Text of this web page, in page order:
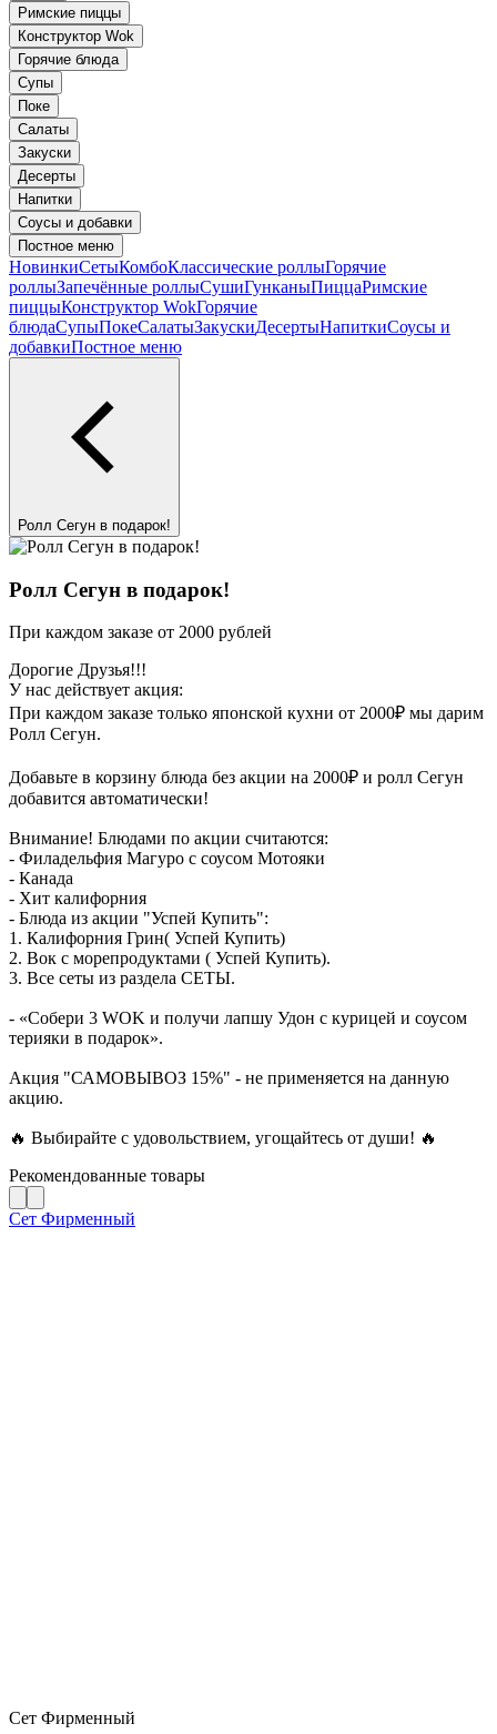
Римские пиццы
Конструктор Wok
Горячие блюда
Супы
Поке
Салаты
Закуски
Десерты
Напитки
Соусы и добавки
Постное меню
НовинкиСетыКомбоКлассические роллыГорячие
роллыЗапечённые роллыСушиГунканыПиццаРимские
пиццыКонструктор WokГорячие
блюдаСупыПокеСалатыЗакускиДесертыНапиткиСоусы и
добавкиПостное меню
Ролл Сегун в подарок!
Ролл Сегун в подарок!
При каждом заказе от 2000 рублей
Дорогие Друзья!!!
У нас действует акция:
При каждом заказе только японской кухни от 2000₽ мы дарим
Ролл Сегун.
Добавьте в корзину блюда без акции на 2000₽ и ролл Сегун
добавится автоматически!
Внимание! Блюдами по акции считаются:
- Филадельфия Магуро с соусом Мотояки
- Канада
- Хит калифорния
- Блюда из акции "Успей Купить":
1. Калифорния Грин( Успей Купить)
2. Вок с морепродуктами ( Успей Купить).
3. Все сеты из раздела СЕТЫ.
- «Собери 3 WOK и получи лапшу Удон с курицей и соусом
терияки в подарок».
Акция "САМОВЫВОЗ 15%" - не применяется на данную
акцию.
🔥 Выбирайте с удовольствием, угощайтесь от души! 🔥
Рекомендованные товары
Сет Фирменный
Сет Фирменный